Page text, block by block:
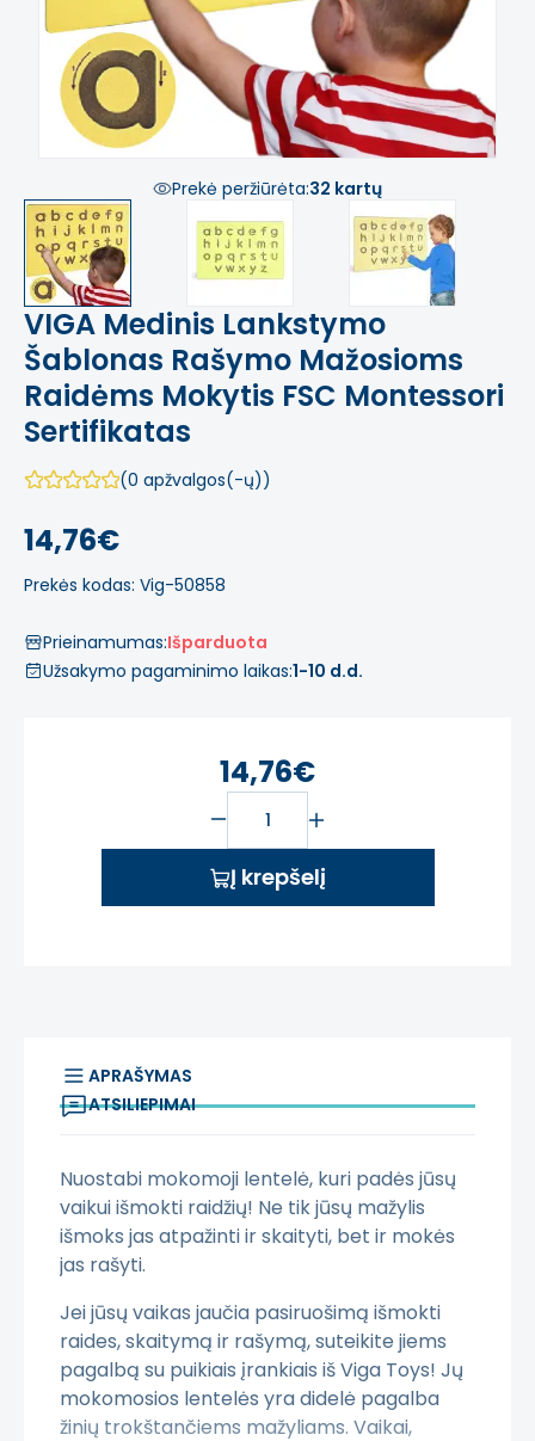
Prekė peržiūrėta:32 kartų
VIGA Medinis Lankstymo
Šablonas Rašymo Mažosioms
Raidėms Mokytis FSC Montessori
Sertifikatas
(0 apžvalgos(-ų))
14,76€
Prekės kodas: Vig-50858
Prieinamumas:Išparduota
Užsakymo pagaminimo laikas:1-10 d.d.
14,76€
Į krepšelį
APRAŠYMAS
ATSILIEPIMAI
Nuostabi mokomoji lentelė, kuri padės jūsų
vaikui išmokti raidžių! Ne tik jūsų mažylis
išmoks jas atpažinti ir skaityti, bet ir mokės
jas rašyti.
Jei jūsų vaikas jaučia pasiruošimą išmokti
raides, skaitymą ir rašymą, suteikite jiems
pagalbą su puikiais įrankiais iš Viga Toys! Jų
mokomosios lentelės yra didelė pagalba
žinių trokštančiems mažyliams. Vaikai,